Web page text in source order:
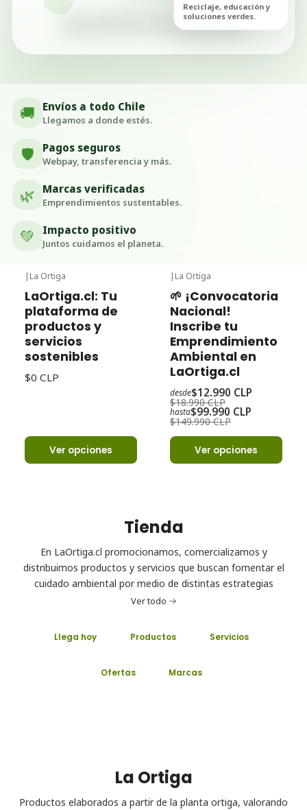
Reciclaje, educación y
soluciones verdes.
🚚 Envíos a todo Chile
Llegamos a donde estés.
🛡️ Pagos seguros
Webpay, transferencia y más.
🌿 Marcas verificadas
Emprendimientos sustentables.
💚 Impacto positivo
Juntos cuidamos el planeta.
| La Ortiga
LaOrtiga.cl: Tu
plataforma de
productos y
servicios
sostenibles
$0 CLP
Ver opciones
| La Ortiga
🌱 ¡Convocatoria
Nacional!
Inscribe tu
Emprendimiento
Ambiental en
LaOrtiga.cl
desde$12.990 CLP
$18.990 CLP
hasta$99.990 CLP
$149.990 CLP
Ver opciones
Tienda
En LaOrtiga.cl promocionamos, comercializamos y
distribuimos productos y servicios que buscan fomentar el
cuidado ambiental por medio de distintas estrategias
Ver todo
Llega hoy Productos Servicios
Ofertas Marcas
La Ortiga
Productos elaborados a partir de la planta ortiga, valorando